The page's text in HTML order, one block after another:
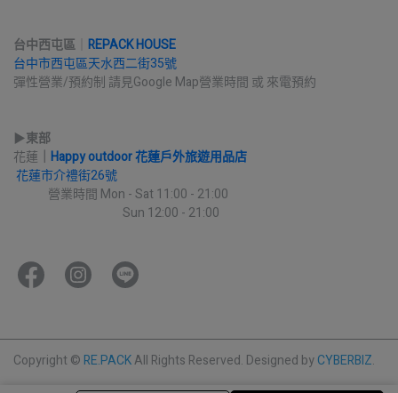
台中西屯區
REPACK HOUSE
台中市西屯區天水西二街35號
彈性營業/預約制 請見Google Map營業時間 或 來電預約
▶︎東部
花蓮
Happy outdoor 花蓮戶外旅遊用品店
花蓮市介禮街26號
營業時間 Mon - Sat 11:00 - 21:00
Sun 12:00 - 21:00
Copyright ©RE.PACKAll Rights Reserved. Designed byCYBERBIZ.